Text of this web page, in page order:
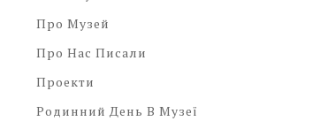
Про Музей
Про Нас Писали
Проекти
Родинний День В Музеї